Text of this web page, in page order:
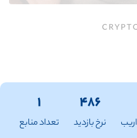
۴۸۶
نرخ بازدید
۱
تعداد منابع